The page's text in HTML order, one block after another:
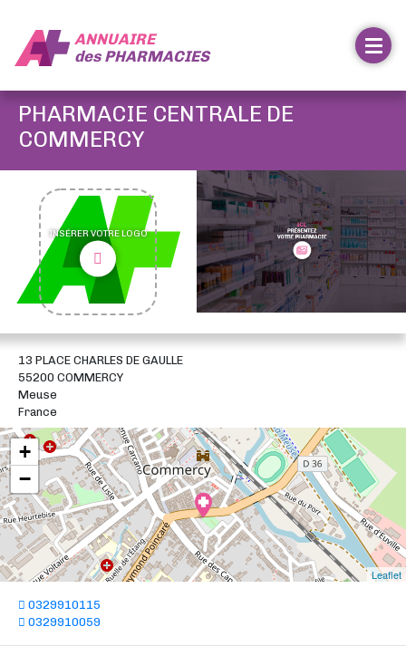
ANNUAIRE
desPHARMACIES
PHARMACIE CENTRALE DE
COMMERCY
INSÉRER VOTRE LOGO
13 PLACE CHARLES DE GAULLE
55200 COMMERCY
Meuse
France
+
−
Leaflet
0329910115
0329910059